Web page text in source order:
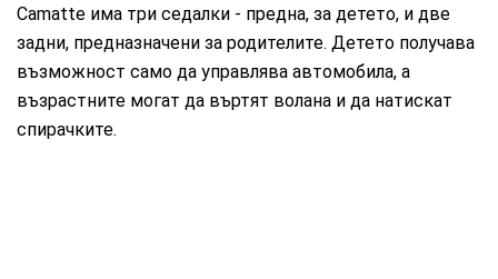
Camatte има три седалки - предна, за детето, и две
задни, предназначени за родителите. Детето получава
възможност само да управлява автомобила, а
възрастните могат да въртят волана и да натискат
спирачките.